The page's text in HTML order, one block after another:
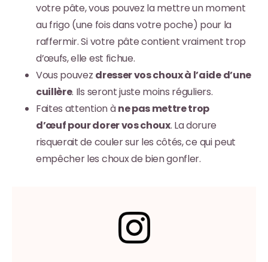
votre pâte, vous pouvez la mettre un moment
au frigo (une fois dans votre poche) pour la
raffermir. Si votre pâte contient vraiment trop
d’œufs, elle est fichue.
Vous pouvez dresser vos choux à l’aide d’une
cuillère. Ils seront juste moins réguliers.
Faites attention àne pas mettre trop
d’œuf pour dorer vos choux. La dorure
risquerait de couler sur les côtés, ce qui peut
empêcher les choux de bien gonfler.